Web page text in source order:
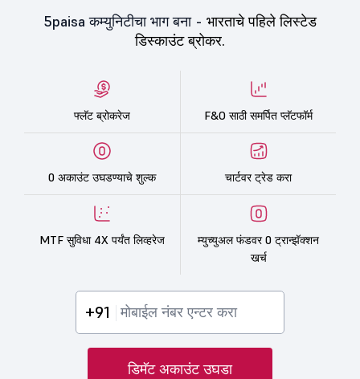
5paisa कम्युनिटीचा भाग बना - भारताचे पहिले लिस्टेड
डिस्काउंट ब्रोकर.
फ्लॅट ब्रोकरेज F&O साठी समर्पित प्लॅटफॉर्म
0 अकाउंट उघडण्याचे शुल्क चार्टवर ट्रेड करा
MTF सुविधा 4X पर्यंत लिव्हरेज
म्युच्युअल फंडवर 0 ट्रान्झॅक्शन
खर्च
+91
डिमॅट अकाउंट उघडा